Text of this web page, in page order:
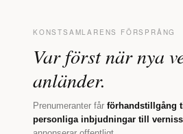
KONSTSAMLARENS FÖRSPRÅNG
Var först när nya
anländer.
Prenumeranter får förhandstillgång
personliga inbjudningar till